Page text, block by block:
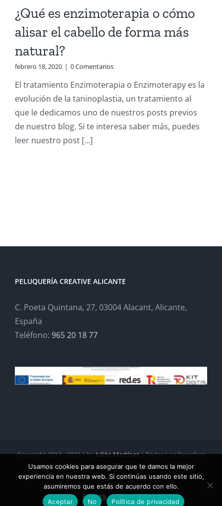
¿Qué es enzimoterapia o cómo
alisar el cabello de forma más
natural?
febrero 18, 2020 | 0 Comentarios
El tratamiento Enzimoterapia o Enzimoterapy es la
evolución de la taninoplastia, un tratamiento al
que le dedicamos uno de nuestros posts previos
de nuestro blog. Si te interesa saber más, puedes
leer nuestro post [...]
PELUQUERÍA CREATIVE ALICANTE
C. Poeta Quintana, 27, 03004 Alacant, Alicante,
España
Teléfono: 965 20 18 77
Copyright 2012 - 2023 | byJulián Martínez| Todos Los Derechos
Reservados |Aviso Legal|Política de Cookies|Política de
Privacidad
FacebookYouTube
Usamos cookies para asegurar que te damos la mejor
experiencia en nuestra web. Si continúas usando este sitio,
asumiremos que estás de acuerdo con ello.
Aceptar
No Política de privacidad